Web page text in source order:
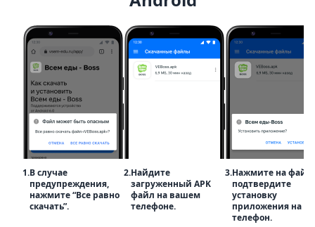
1.В случае
предупреждения,
нажмите “Все равно
скачать”.
2.Найдите
загруженный APK
файл на вашем
телефоне.
3.Нажмите на файл
подтвердите
установку
приложения на
телефон.